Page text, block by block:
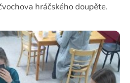
hráčského doupěte.